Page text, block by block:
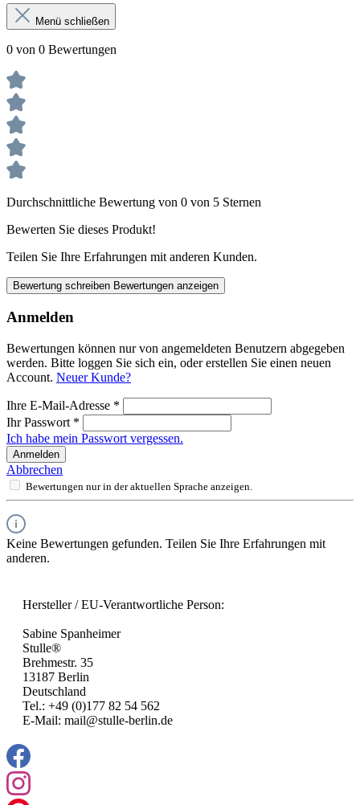
Menü schließen
0 von 0 Bewertungen
Durchschnittliche Bewertung von 0 von 5 Sternen
Bewerten Sie dieses Produkt!
Teilen Sie Ihre Erfahrungen mit anderen Kunden.
Bewertung schreiben Bewertungen anzeigen
Anmelden
Bewertungen können nur von angemeldeten Benutzern abgegeben
werden. Bitte loggen Sie sich ein, oder erstellen Sie einen neuen
Account. Neuer Kunde?
Ihre E-Mail-Adresse *
Ihr Passwort *
Ich habe mein Passwort vergessen.
Anmelden
Abbrechen
Bewertungen nur in der aktuellen Sprache anzeigen.
Keine Bewertungen gefunden. Teilen Sie Ihre Erfahrungen mit
anderen.
Hersteller / EU-Verantwortliche Person:
Sabine Spanheimer
Stulle®
Brehmestr. 35
13187 Berlin
Deutschland
Tel.: +49 (0)177 82 54 562
E-Mail: mail@stulle-berlin.de